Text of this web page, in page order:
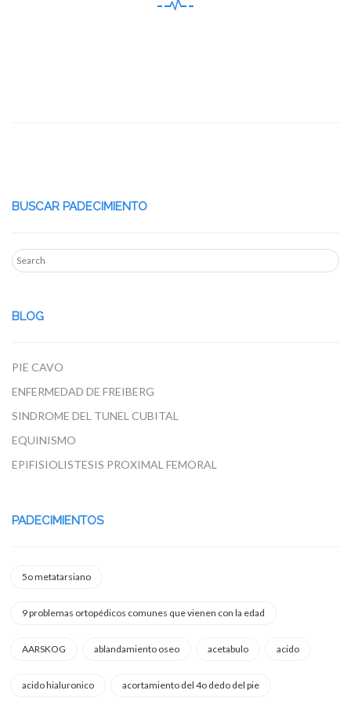
BUSCAR PADECIMIENTO
BLOG
PIE CAVO
ENFERMEDAD DE FREIBERG
SINDROME DEL TUNEL CUBITAL
EQUINISMO
EPIFISIOLISTESIS PROXIMAL FEMORAL
PADECIMIENTOS
5o metatarsiano
9 problemas ortopédicos comunes que vienen con la edad
AARSKOG ablandamiento oseo acetabulo acido
acido hialuronico acortamiento del 4o dedo del pie